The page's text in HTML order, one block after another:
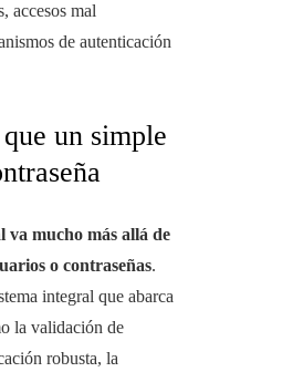
accesos mal
de autenticación
un simple
va mucho más allá de
o contraseñas.
integral que abarca
la validación de
robusta, la